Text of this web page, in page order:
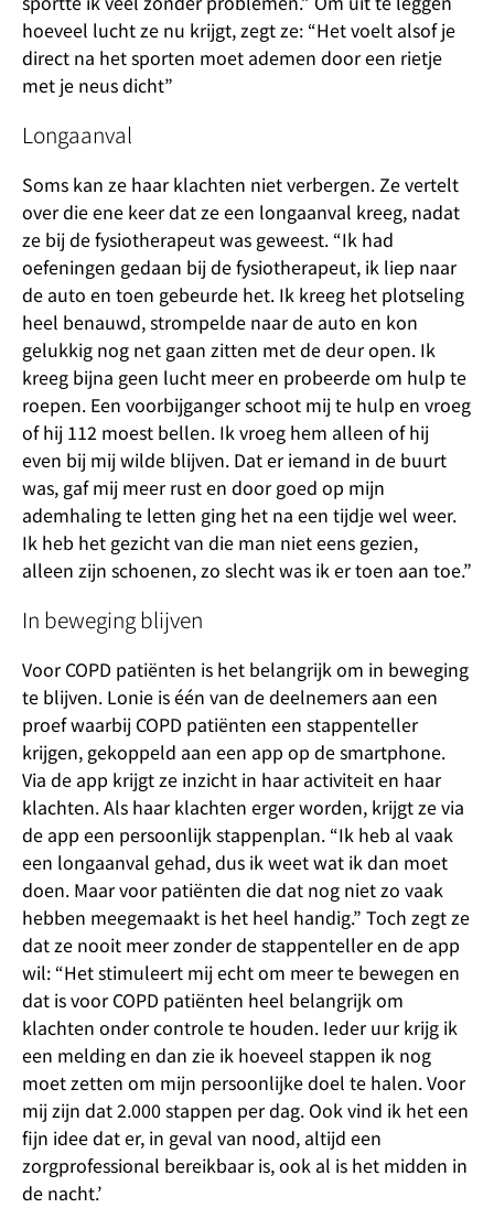
hoeveel lucht ze nu krijgt, zegt ze: “Het voelt alsof je
direct na het sporten moet ademen door een rietje
met je neus dicht”
Longaanval
Soms kan ze haar klachten niet verbergen. Ze vertelt
over die ene keer dat ze een longaanval kreeg, nadat
ze bij de fysiotherapeut was geweest. “Ik had
oefeningen gedaan bij de fysiotherapeut, ik liep naar
de auto en toen gebeurde het. Ik kreeg het plotseling
heel benauwd, strompelde naar de auto en kon
gelukkig nog net gaan zitten met de deur open. Ik
kreeg bijna geen lucht meer en probeerde om hulp te
roepen. Een voorbijganger schoot mij te hulp en vroeg
of hij 112 moest bellen. Ik vroeg hem alleen of hij
even bij mij wilde blijven. Dat er iemand in de buurt
was, gaf mij meer rust en door goed op mijn
ademhaling te letten ging het na een tijdje wel weer.
Ik heb het gezicht van die man niet eens gezien,
alleen zijn schoenen, zo slecht was ik er toen aan toe.”
In beweging blijven
Voor COPD patiënten is het belangrijk om in beweging
te blijven. Lonie is één van de deelnemers aan een
proef waarbij COPD patiënten een stappenteller
krijgen, gekoppeld aan een app op de smartphone.
Via de app krijgt ze inzicht in haar activiteit en haar
klachten. Als haar klachten erger worden, krijgt ze via
de app een persoonlijk stappenplan. “Ik heb al vaak
een longaanval gehad, dus ik weet wat ik dan moet
doen. Maar voor patiënten die dat nog niet zo vaak
hebben meegemaakt is het heel handig.” Toch zegt ze
dat ze nooit meer zonder de stappenteller en de app
wil: “Het stimuleert mij echt om meer te bewegen en
dat is voor COPD patiënten heel belangrijk om
klachten onder controle te houden. Ieder uur krijg ik
een melding en dan zie ik hoeveel stappen ik nog
moet zetten om mijn persoonlijke doel te halen. Voor
mij zijn dat 2.000 stappen per dag. Ook vind ik het een
fijn idee dat er, in geval van nood, altijd een
zorgprofessional bereikbaar is, ook al is het midden in
de nacht.’